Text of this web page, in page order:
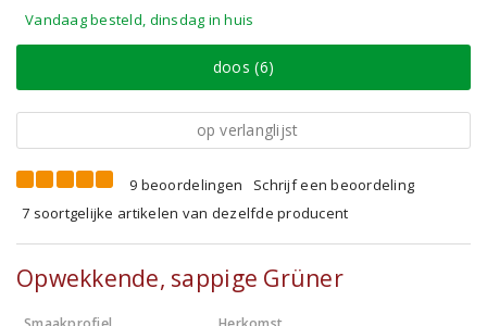
Vandaag besteld, dinsdag in huis
doos (6)
op verlanglijst
9 beoordelingen
Schrijf een beoordeling
7 soortgelijke artikelen van dezelfde producent
Opwekkende, sappige Grüner